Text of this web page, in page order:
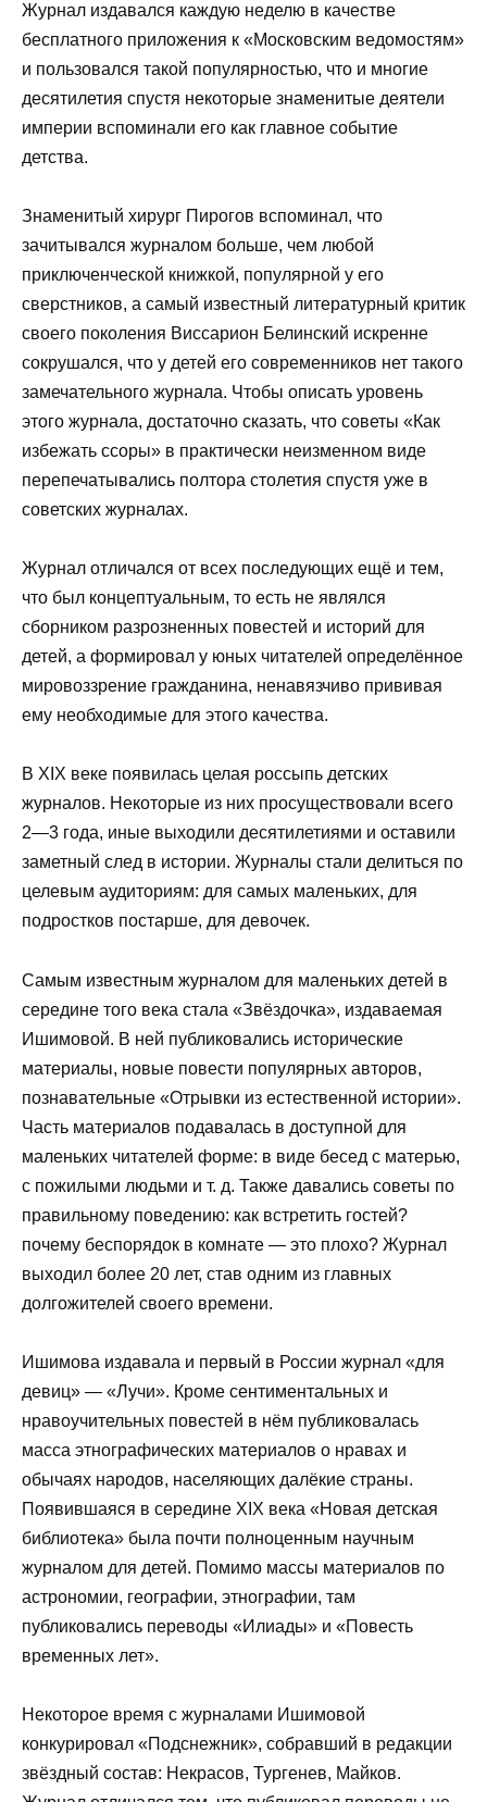
Журнал издавался каждую неделю в качестве
бесплатного приложения к «Московским ведомостям»
и пользовался такой популярностью, что и многие
десятилетия спустя некоторые знаменитые деятели
империи вспоминали его как главное событие
детства.
Знаменитый хирург Пирогов вспоминал, что
зачитывался журналом больше, чем любой
приключенческой книжкой, популярной у его
сверстников, а самый известный литературный критик
своего поколения Виссарион Белинский искренне
сокрушался, что у детей его современников нет такого
замечательного журнала. Чтобы описать уровень
этого журнала, достаточно сказать, что советы «Как
избежать ссоры» в практически неизменном виде
перепечатывались полтора столетия спустя уже в
советских журналах.
Журнал отличался от всех последующих ещё и тем,
что был концептуальным, то есть не являлся
сборником разрозненных повестей и историй для
детей, а формировал у юных читателей определённое
мировоззрение гражданина, ненавязчиво прививая
ему необходимые для этого качества.
В XIX веке появилась целая россыпь детских
журналов. Некоторые из них просуществовали всего
2—3 года, иные выходили десятилетиями и оставили
заметный след в истории. Журналы стали делиться по
целевым аудиториям: для самых маленьких, для
подростков постарше, для девочек.
Самым известным журналом для маленьких детей в
середине того века стала «Звёздочка», издаваемая
Ишимовой. В ней публиковались исторические
материалы, новые повести популярных авторов,
познавательные «Отрывки из естественной истории».
Часть материалов подавалась в доступной для
маленьких читателей форме: в виде бесед с матерью,
с пожилыми людьми и т. д. Также давались советы по
правильному поведению: как встретить гостей?
почему беспорядок в комнате — это плохо? Журнал
выходил более 20 лет, став одним из главных
долгожителей своего времени.
Ишимова издавала и первый в России журнал «для
девиц» — «Лучи». Кроме сентиментальных и
нравоучительных повестей в нём публиковалась
масса этнографических материалов о нравах и
обычаях народов, населяющих далёкие страны.
Появившаяся в середине XIX века «Новая детская
библиотека» была почти полноценным научным
журналом для детей. Помимо массы материалов по
астрономии, географии, этнографии, там
публиковались переводы «Илиады» и «Повесть
временных лет».
Некоторое время с журналами Ишимовой
конкурировал «Подснежник», собравший в редакции
звёздный состав: Некрасов, Тургенев, Майков.